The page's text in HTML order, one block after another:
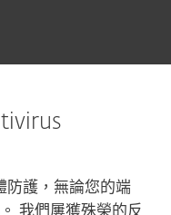
防護，無論您的端
我們屢獲殊榮的反